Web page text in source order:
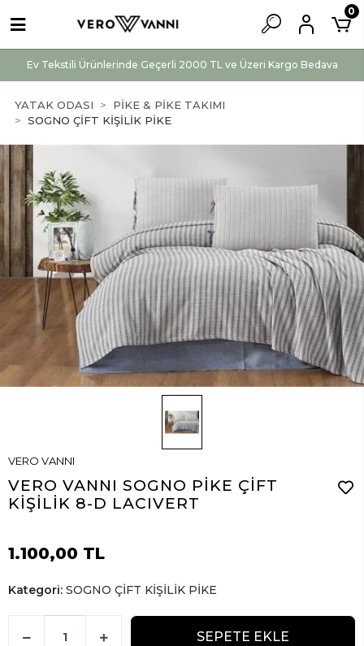
Ev Tekstili Ürünlerinde Geçerli 2000 TL ve Üzeri Kargo Bedava
0
YATAK ODASI
PİKE & PİKE TAKIMI
SOGNO ÇİFT KİŞİLİK PİKE
VERO VANNI
VERO VANNI SOGNO PİKE ÇİFT
KİŞİLİK 8-D LACIVERT
1.100,00 TL
Kategori: SOGNO ÇİFT KİŞİLİK PİKE
SEPETE EKLE